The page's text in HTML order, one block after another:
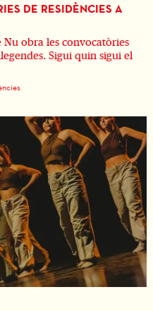
DE RESIDÈNCIES A
Nu obra les convocatòries
Sigui quin sigui el